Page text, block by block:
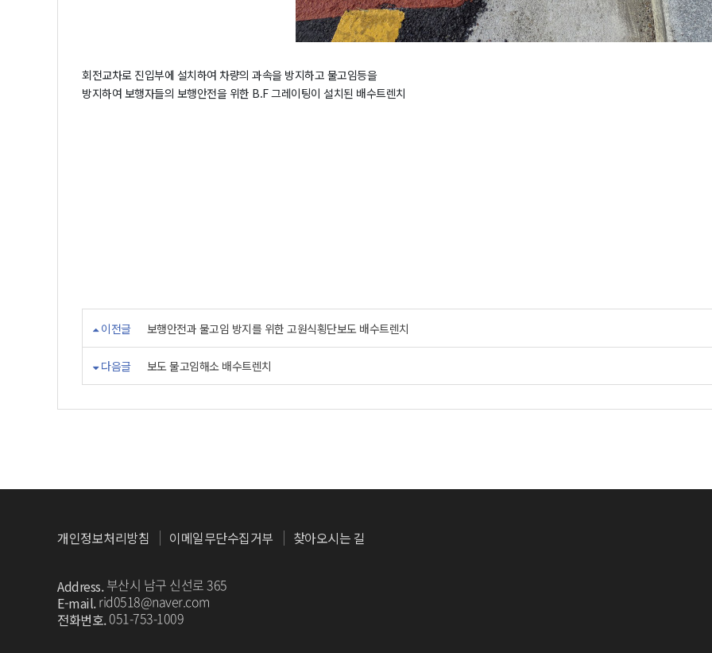
회전교차로 진입부에 설치하여 차량의 과속을 방지하고 물고임등을
방지하여 보행자들의 보행안전을 위한 B.F 그레이팅이 설치된 배수트렌치
이전글 보행안전과 물고임 방지를 위한 고원식횡단보도 배수트렌치
다음글 보도 물고임해소 배수트렌치
개인정보처리방침 이메일무단수집거부 찾아오시는 길
Address. 부산시 남구 신선로 365
E-mail.rid0518@naver.com
전화번호.051-753-1009